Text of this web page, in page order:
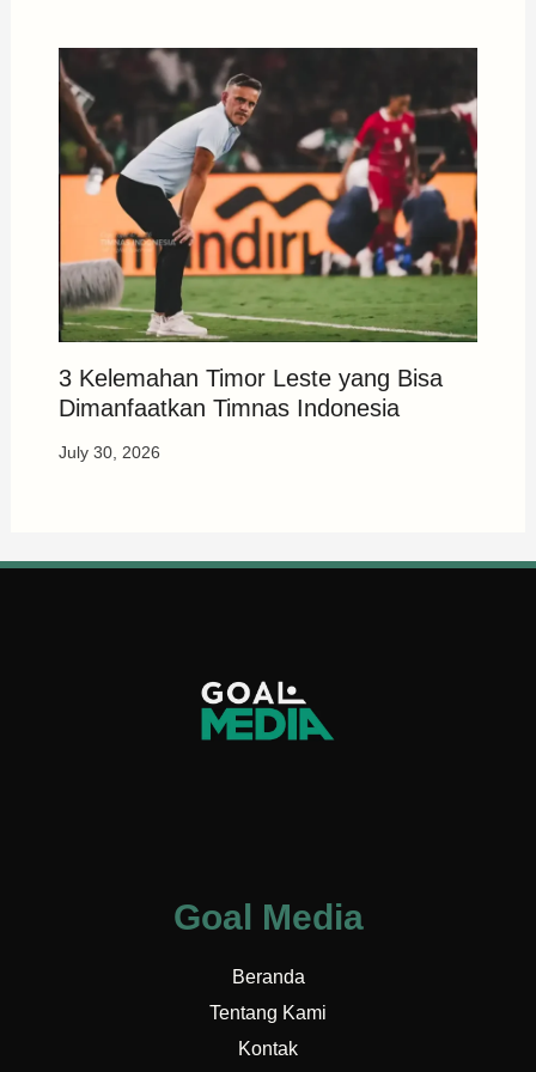
3 Kelemahan Timor Leste yang Bisa
Dimanfaatkan Timnas Indonesia
July 30, 2026
Goal Media
Beranda
Tentang Kami
Kontak